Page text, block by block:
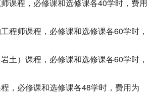
课程，必修课和选修课各40学时，费用
程师课程，必修课和选修课各60学时，
土）课程，必修课和选修课各60学时，
，必修课和选修课各48学时，费用为